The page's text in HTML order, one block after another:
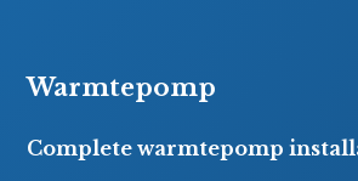
Warmtepomp
Complete warmtepomp